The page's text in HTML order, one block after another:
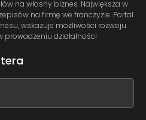
na własny biznes. Największa w
na firmę we franczyzie. Portal
wskazuje możliwości rozwoju
prowadzeniu działalności